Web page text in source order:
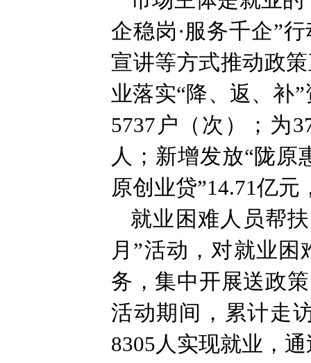
企稳岗·服务千企”
宣讲等方式推动政
业落实“降、返、补
5737户（次）；为
人；新增发放“陇原
原创业贷”14.71亿
就业困难人员帮
月”活动，对就业
务，集中开展送政
活动期间，累计走
8305人实现就业，